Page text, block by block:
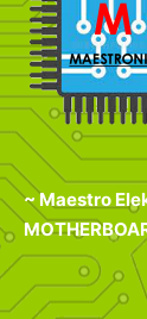
~ Maestro